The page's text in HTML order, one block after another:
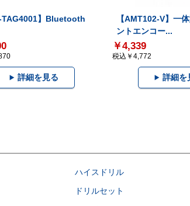
TAG4001】Bluetooth
詳細を見る
【AMT102-V】一
ントエンコー...
￥4,339
税込￥4,772
詳細を
ハイスドリル
ドリルセット